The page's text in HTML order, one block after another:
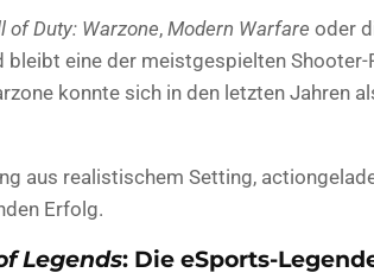
of Duty: Warzone, Modern Warfare oder
bleibt eine der meistgespielten
konnte sich in den letzten Jahren
aus realistischem Setting,
Erfolg.
Legends: Die eSports-